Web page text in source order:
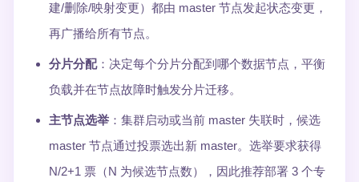
建/删除/映射变更）都由 master 节点发起状态变更，
再广播给所有节点。
分片分配：决定每个分片分配到哪个数据节点，平衡
负载并在节点故障时触发分片迁移。
主节点选举 ：集群启动或当前 master 失联时，候选
master 节点通过投票选出新 master。选举要求获得
N/2+1 票（N 为候选节点数），因此推荐部署 3 个专